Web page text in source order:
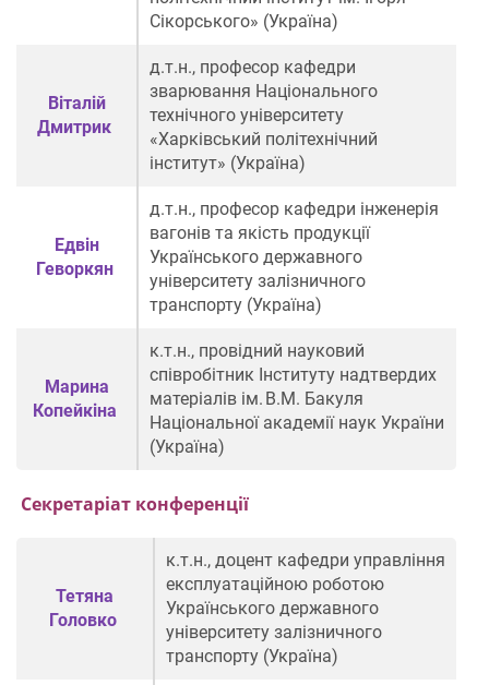
Сікорського» (Україна)
Віталій
Дмитрик
д.т.н., професор кафедри
зварювання Національного
технічного університету
«Харківський політехнічний
інститут» (Україна)
Едвін
Геворкян
д.т.н., професор кафедри інженерія
вагонів та якість продукції
Українського державного
університету залізничного
транспорту (Україна)
Марина
Копейкіна
к.т.н., провідний науковий
співробітник Інституту надтвердих
матеріалів ім. В.М. Бакуля
Національної академії наук України
(Україна)
Секретаріат конференції
Тетяна
Головко
к.т.н., доцент кафедри управління
експлуатаційною роботою
Українського державного
університету залізничного
транспорту (Україна)